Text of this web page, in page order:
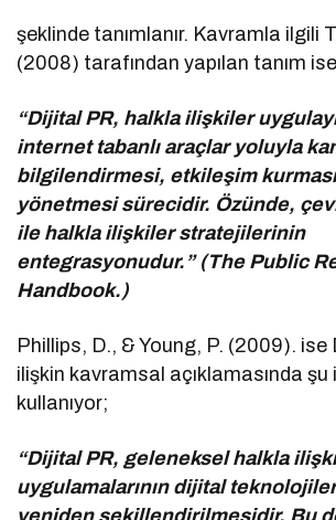
şeklinde tanımlanır. Kavramla ilgili
(2008) tarafından yapılan tanım
“Dijital PR, halkla ilişkiler
internet tabanlı araçlar yoluyla
bilgilendirmesi, etkileşim
yönetmesi sürecidir. Özünde,
ile halkla ilişkiler stratejilerinin
entegrasyonudur.” (The Public
Handbook.)
Phillips, D., & Young, P. (2009). ise
ilişkin kavramsal açıklamasında şu
kullanıyor;
“Dijital PR, geleneksel halkla
uygulamalarının dijital teknolojiler
yeniden şekillendirilmesidir. Bu